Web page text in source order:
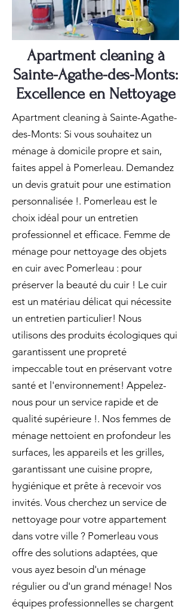
Apartment cleaning à
Sainte-Agathe-des-Monts:
Excellence en Nettoyage
Apartment cleaning à Sainte-Agathe-
des-Monts: Si vous souhaitez un
ménage à domicile propre et sain,
faites appel à Pomerleau. Demandez
un devis gratuit pour une estimation
personnalisée !. Pomerleau est le
choix idéal pour un entretien
professionnel et efficace. Femme de
ménage pour nettoyage des objets
en cuir avec Pomerleau : pour
préserver la beauté du cuir ! Le cuir
est un matériau délicat qui nécessite
un entretien particulier! Nous
utilisons des produits écologiques qui
garantissent une propreté
impeccable tout en préservant votre
santé et l'environnement! Appelez-
nous pour un service rapide et de
qualité supérieure !. Nos femmes de
ménage nettoient en profondeur les
surfaces, les appareils et les grilles,
garantissant une cuisine propre,
hygiénique et prête à recevoir vos
invités. Vous cherchez un service de
nettoyage pour votre appartement
dans votre ville ? Pomerleau vous
offre des solutions adaptées, que
vous ayez besoin d'un ménage
régulier ou d'un grand ménage! Nos
équipes professionnelles se chargent